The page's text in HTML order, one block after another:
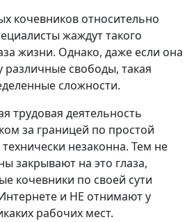
кочевников относительно
жаждут такого
жизни. Однако, даже если она
различные свободы, такая
сложности.
трудовая деятельность
за границей по простой
незаконна. Тем не
закрывают на это глаза,
кочевники по своей сути
и НЕ отнимают у
рабочих мест.